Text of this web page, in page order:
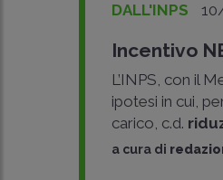
DALL'INPS
Incentivo
L’INPS, con il
ipotesi in cui,
carico, c.d.
a cura di